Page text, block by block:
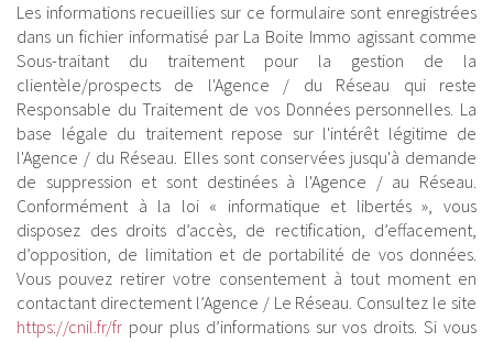
Les informations recueillies sur ce formulaire sont enregistrées
dans un fichier informatisé par La Boite Immo agissant comme
Sous-traitant du traitement pour la gestion de la
clientèle/prospects de l'Agence / du Réseau qui reste
Responsable du Traitement de vos Données personnelles. La
base légale du traitement repose sur l'intérêt légitime de
l'Agence / du Réseau. Elles sont conservées jusqu'à demande
de suppression et sont destinées à l'Agence / au Réseau.
Conformément à la loi « informatique et libertés », vous
disposez des droits d’accès, de rectification, d’effacement,
d’opposition, de limitation et de portabilité de vos données.
Vous pouvez retirer votre consentement à tout moment en
contactant directement l’Agence / Le Réseau. Consultez le site
https://cnil.fr/fr pour plus d’informations sur vos droits. Si vous